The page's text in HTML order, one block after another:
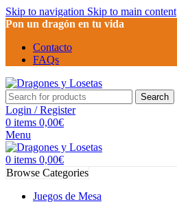
Skip to navigation Skip to main content
Pon un dragón en tu vida
Contacto
FAQs
Search
Login / Register
0 items 0,00€
Menu
0 items 0,00€
Browse Categories
Juegos de Mesa